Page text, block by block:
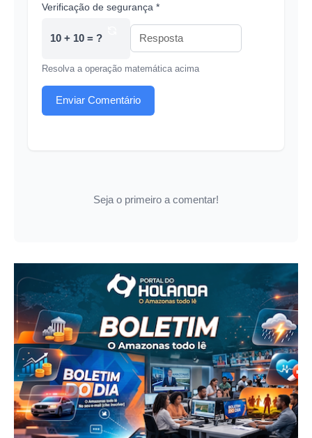
Verificação de segurança *
10 + 10 = ?
Resolva a operação matemática acima
Enviar Comentário
Seja o primeiro a comentar!